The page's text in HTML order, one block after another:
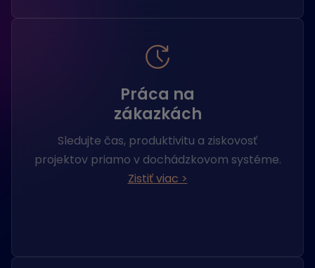
Práca na
zákazkách
Sledujte čas, produktivitu a ziskovosť
projektov priamo v dochádzkovom systéme.
Zistiť viac >